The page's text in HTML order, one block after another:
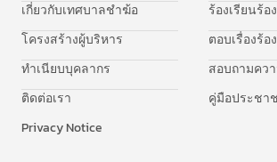
เกี่ยวกับเทศบาลชำฆ้อ
โครงสร้างผู้บริหาร
ทำเนียบบุคลากร
ติดต่อเรา
Privacy Notice
ร้องเรียนร้อ
ตอบเรื่องร้อ
สอบถามคว
คู่มือประชา